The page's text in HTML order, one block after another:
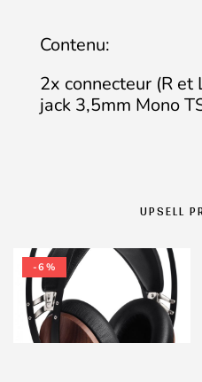
Contenu:
2x connecteur (R et
jack 3,5mm Mono
UPSELL
-6%